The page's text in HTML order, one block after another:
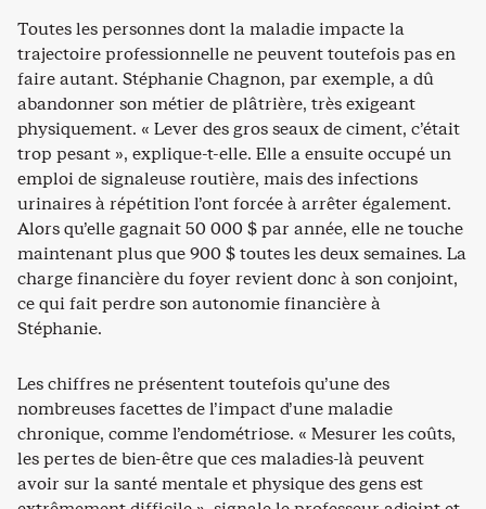
Toutes les personnes dont la maladie impacte la
trajectoire professionnelle ne peuvent toutefois pas en
faire autant. Stéphanie Chagnon, par exemple, a dû
abandonner son métier de plâtrière, très exigeant
physiquement. « Lever des gros seaux de ciment, c’était
trop pesant », explique-t-elle. Elle a ensuite occupé un
emploi de signaleuse routière, mais des infections
urinaires à répétition l’ont forcée à arrêter également.
Alors qu’elle gagnait 50 000 $ par année, elle ne touche
maintenant plus que 900 $ toutes les deux semaines. La
charge financière du foyer revient donc à son conjoint,
ce qui fait perdre son autonomie financière à
Stéphanie.
Les chiffres ne présentent toutefois qu’une des
nombreuses facettes de l’impact d’une maladie
chronique, comme l’endométriose. « Mesurer les coûts,
les pertes de bien-être que ces maladies-là peuvent
avoir sur la santé mentale et physique des gens est